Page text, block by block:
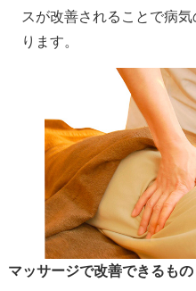
スが改善されることで病
ります。
マッサージで改善できるもの